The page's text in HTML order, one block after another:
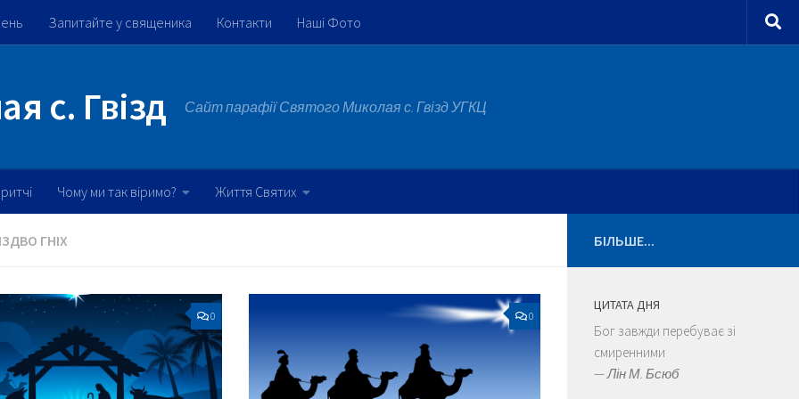
Запитайте у священика Контакти Наші Фото
с. Гвізд Сайт парафії Святого Миколая с. Гвізд УГКЦ
Чому ми так віримо? Життя Святих
ГНІХ
0 0
БІЛЬШЕ...
ЦИТАТА ДНЯ
Бог завжди перебуває зі
смиренними
—Лін М. Бсюб